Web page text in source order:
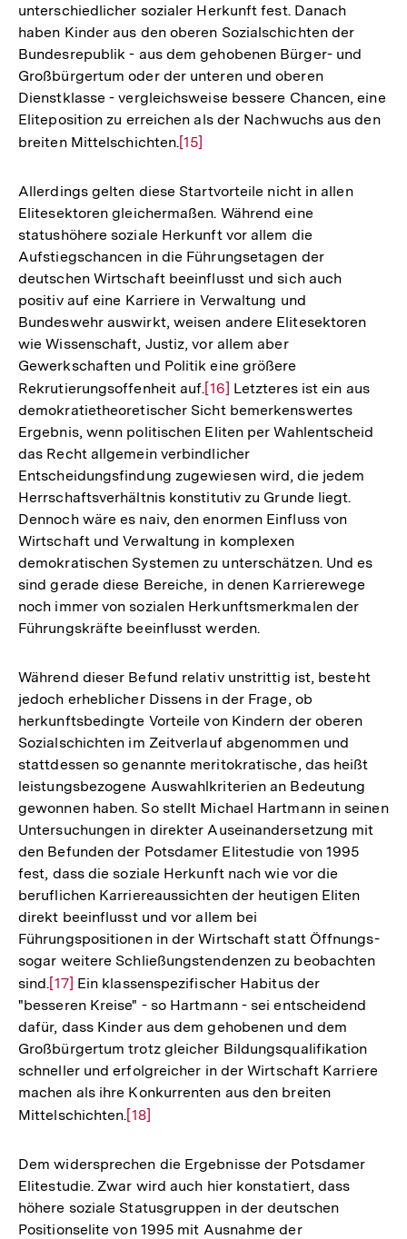
unterschiedlicher sozialer Herkunft fest. Danach
haben Kinder aus den oberen Sozialschichten der
Bundesrepublik - aus dem gehobenen Bürger- und
Großbürgertum oder der unteren und oberen
Dienstklasse - vergleichsweise bessere Chancen, eine
Eliteposition zu erreichen als der Nachwuchs aus den
breiten Mittelschichten.Zur
der
Fußnote
[15]
Allerdings gelten diese Startvorteile nicht in allen
Elitesektoren gleichermaßen. Während eine
statushöhere soziale Herkunft vor allem die
Aufstiegschancen in die Führungsetagen der
deutschen Wirtschaft beeinflusst und sich auch
positiv auf eine Karriere in Verwaltung und
Bundeswehr auswirkt, weisen andere Elitesektoren
wie Wissenschaft, Justiz, vor allem aber
Gewerkschaften und Politik eine größere
Rekrutierungsoffenheit auf.Zur
Auflösung
der
Fußnote
[16] Letzteres ist ein aus
demokratietheoretischer Sicht bemerkenswertes
Ergebnis, wenn politischen Eliten per Wahlentscheid
das Recht allgemein verbindlicher
Entscheidungsfindung zugewiesen wird, die jedem
Herrschaftsverhältnis konstitutiv zu Grunde liegt.
Dennoch wäre es naiv, den enormen Einfluss von
Wirtschaft und Verwaltung in komplexen
demokratischen Systemen zu unterschätzen. Und es
sind gerade diese Bereiche, in denen Karrierewege
noch immer von sozialen Herkunftsmerkmalen der
Führungskräfte beeinflusst werden.
Während dieser Befund relativ unstrittig ist, besteht
jedoch erheblicher Dissens in der Frage, ob
herkunftsbedingte Vorteile von Kindern der oberen
Sozialschichten im Zeitverlauf abgenommen und
stattdessen so genannte meritokratische, das heißt
leistungsbezogene Auswahlkriterien an Bedeutung
gewonnen haben. So stellt Michael Hartmann in seinen
Untersuchungen in direkter Auseinandersetzung mit
den Befunden der Potsdamer Elitestudie von 1995
fest, dass die soziale Herkunft nach wie vor die
beruflichen Karriereaussichten der heutigen Eliten
direkt beeinflusst und vor allem bei
Führungspositionen in der Wirtschaft statt Öffnungs-
sogar weitere Schließungstendenzen zu beobachten
sind.Zur
Auflösung
der
Fußnote
[17] Ein klassenspezifischer Habitus der
"besseren Kreise" - so Hartmann - sei entscheidend
dafür, dass Kinder aus dem gehobenen und dem
Großbürgertum trotz gleicher Bildungsqualifikation
schneller und erfolgreicher in der Wirtschaft Karriere
machen als ihre Konkurrenten aus den breiten
Mittelschichten.Zur
der
Fußnote
[18]
Dem widersprechen die Ergebnisse der Potsdamer
Elitestudie. Zwar wird auch hier konstatiert, dass
höhere soziale Statusgruppen in der deutschen
Positionselite von 1995 mit Ausnahme der